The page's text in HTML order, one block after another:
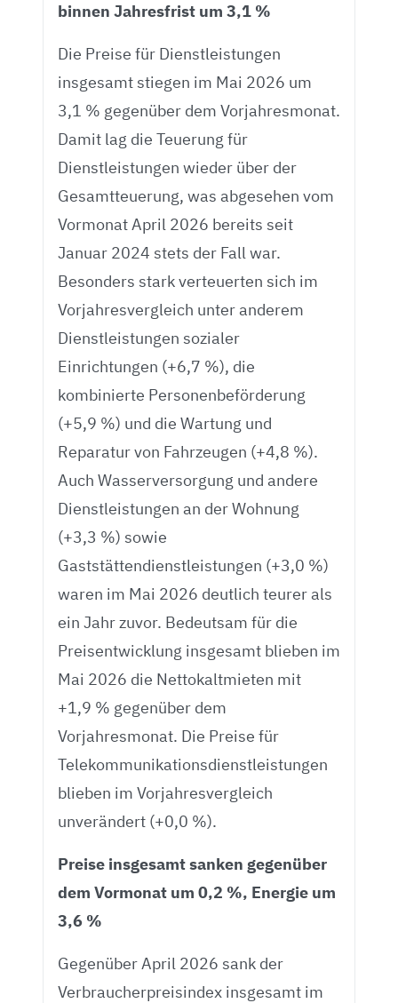
binnen Jahresfrist um 3,1 %
Die Preise für Dienstleistungen
insgesamt stiegen im Mai 2026 um
3,1 % gegenüber dem Vorjahresmonat.
Damit lag die Teuerung für
Dienstleistungen wieder über der
Gesamtteuerung, was abgesehen vom
Vormonat April 2026 bereits seit
Januar 2024 stets der Fall war.
Besonders stark verteuerten sich im
Vorjahresvergleich unter anderem
Dienstleistungen sozialer
Einrichtungen (+6,7 %), die
kombinierte Personenbeförderung
(+5,9 %) und die Wartung und
Reparatur von Fahrzeugen (+4,8 %).
Auch Wasserversorgung und andere
Dienstleistungen an der Wohnung
(+3,3 %) sowie
Gaststättendienstleistungen (+3,0 %)
waren im Mai 2026 deutlich teurer als
ein Jahr zuvor. Bedeutsam für die
Preisentwicklung insgesamt blieben im
Mai 2026 die Nettokaltmieten mit
+1,9 % gegenüber dem
Vorjahresmonat. Die Preise für
Telekommunikationsdienstleistungen
blieben im Vorjahresvergleich
unverändert (+0,0 %).
Preise insgesamt sanken gegenüber
dem Vormonat um 0,2 %, Energie um
3,6 %
Gegenüber April 2026 sank der
Verbraucherpreisindex insgesamt im